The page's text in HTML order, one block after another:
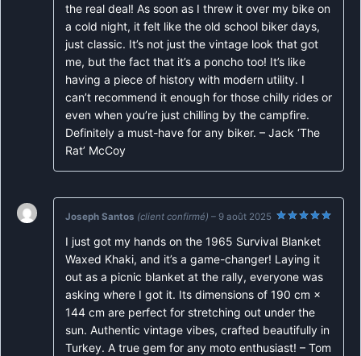
the real deal! As soon as I threw it over my bike on
a cold night, it felt like the old school biker days,
just classic. It’s not just the vintage look that got
me, but the fact that it’s a poncho too! It’s like
having a piece of history with modern utility. I
can’t recommend it enough for those chilly rides or
even when you’re just chilling by the campfire.
Definitely a must-have for any biker. – Jack ‘The
Rat’ McCoy
Joseph Santos (client confirmé) – 9 août 2025
I just got my hands on the 1965 Survival Blanket
Waxed Khaki, and it’s a game-changer! Laying it
out as a picnic blanket at the rally, everyone was
asking where I got it. Its dimensions of 190 cm ×
144 cm are perfect for stretching out under the
sun. Authentic vintage vibes, crafted beautifully in
Turkey. A true gem for any moto enthusiast! – Tom